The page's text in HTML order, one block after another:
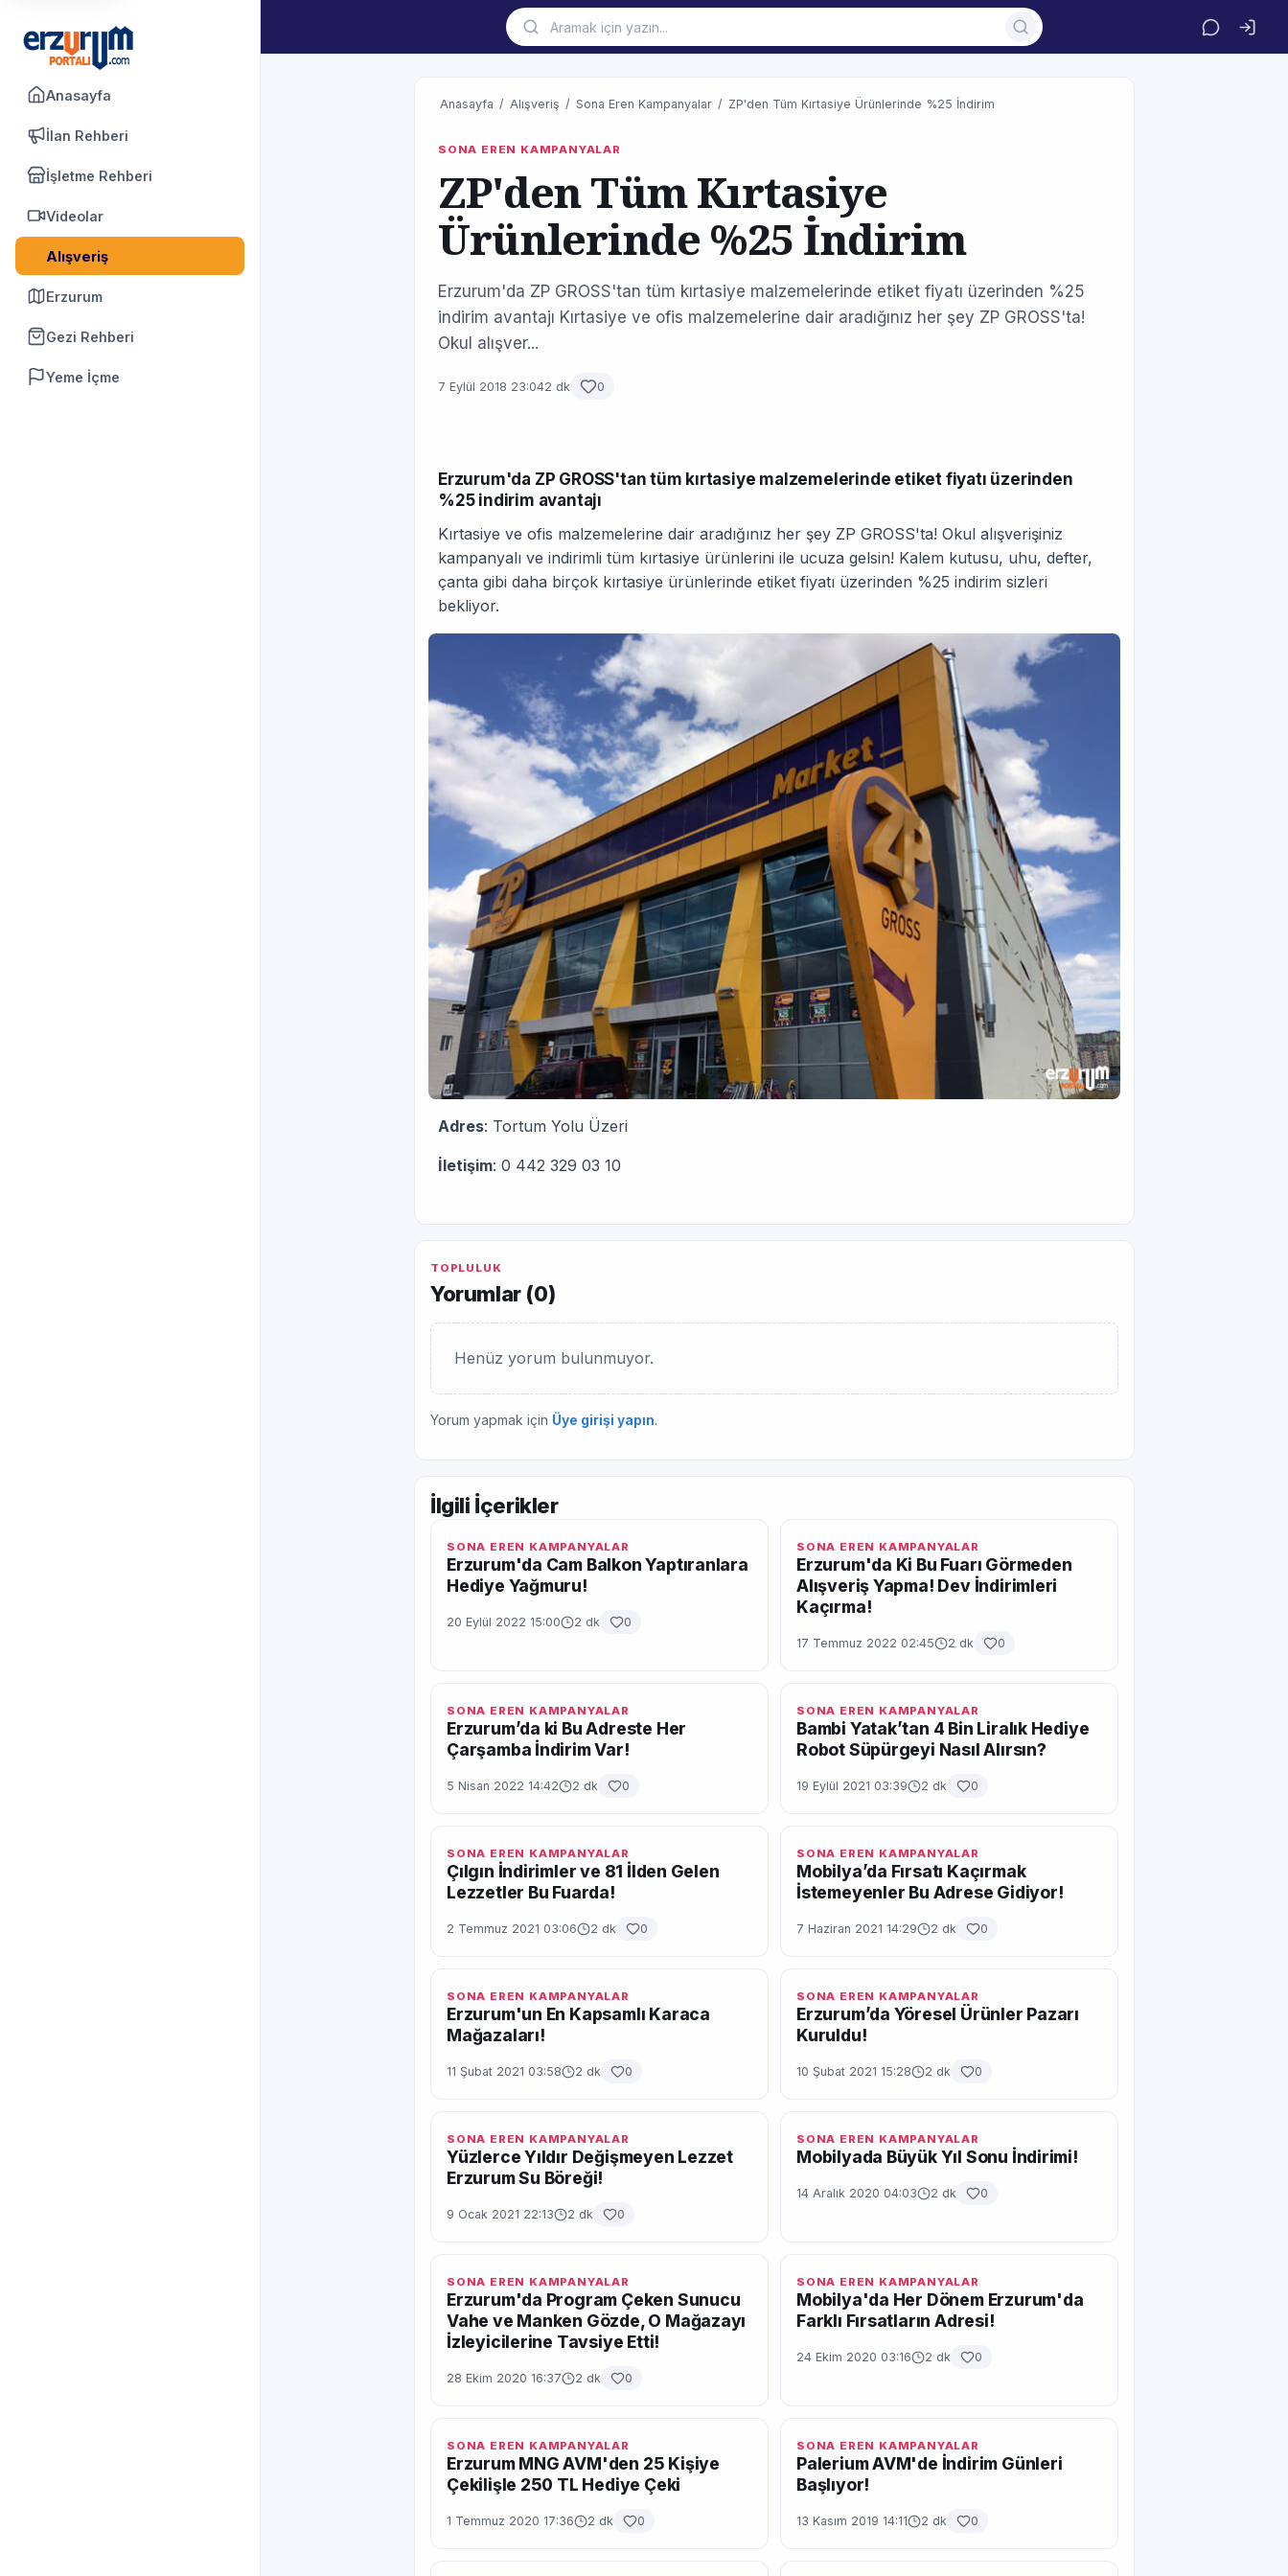
Anasayfa
İlan Rehberi
İşletme Rehberi
Videolar
Alışveriş
Erzurum
Gezi Rehberi
Yeme İçme
Anasayfa / Alışveriş / Sona Eren Kampanyalar / ZP'den Tüm Kırtasiye Ürünlerinde %25 İndirim
SONA EREN KAMPANYALAR
ZP'den Tüm Kırtasiye
Ürünlerinde %25 İndirim
Erzurum'da ZP GROSS'tan tüm kırtasiye malzemelerinde etiket fiyatı üzerinden %25
indirim avantajı Kırtasiye ve ofis malzemelerine dair aradığınız her şey ZP GROSS'ta!
Okul alışver...
7 Eylül 2018 23:042 dk 0
Erzurum'da ZP GROSS'tan tüm kırtasiye malzemelerinde etiket fiyatı üzerinden
%25 indirim avantajı
Kırtasiye ve ofis malzemelerine dair aradığınız her şey ZP GROSS'ta! Okul alışverişiniz
kampanyalı ve indirimli tüm kırtasiye ürünlerini ile ucuza gelsin! Kalem kutusu, uhu, defter,
çanta gibi daha birçok kırtasiye ürünlerinde etiket fiyatı üzerinden %25 indirim sizleri
bekliyor.
Adres: Tortum Yolu Üzeri
İletişim: 0 442 329 03 10
TOPLULUK
Yorumlar (0)
Henüz yorum bulunmuyor.
Yorum yapmak için Üye girişi yapın.
İlgili İçerikler
SONA EREN KAMPANYALAR
Erzurum'da Cam Balkon Yaptıranlara
Hediye Yağmuru!
20 Eylül 2022 15:00 2 dk 0
SONA EREN KAMPANYALAR
Erzurum'da Ki Bu Fuarı Görmeden
Alışveriş Yapma! Dev İndirimleri
Kaçırma!
17 Temmuz 2022 02:45 2 dk 0
SONA EREN KAMPANYALAR
Erzurum’da ki Bu Adreste Her
Çarşamba İndirim Var!
5 Nisan 2022 14:42 2 dk 0
SONA EREN KAMPANYALAR
Bambi Yatak’tan 4 Bin Liralık Hediye
Robot Süpürgeyi Nasıl Alırsın?
19 Eylül 2021 03:39 2 dk 0
SONA EREN KAMPANYALAR
Çılgın İndirimler ve 81 İlden Gelen
Lezzetler Bu Fuarda!
2 Temmuz 2021 03:06 2 dk 0
SONA EREN KAMPANYALAR
Mobilya’da Fırsatı Kaçırmak
İstemeyenler Bu Adrese Gidiyor!
7 Haziran 2021 14:29 2 dk 0
SONA EREN KAMPANYALAR
Erzurum'un En Kapsamlı Karaca
Mağazaları!
11 Şubat 2021 03:58 2 dk 0
SONA EREN KAMPANYALAR
Erzurum’da Yöresel Ürünler Pazarı
Kuruldu!
10 Şubat 2021 15:28 2 dk 0
SONA EREN KAMPANYALAR
Yüzlerce Yıldır Değişmeyen Lezzet
Erzurum Su Böreği!
9 Ocak 2021 22:13 2 dk 0
SONA EREN KAMPANYALAR
Mobilyada Büyük Yıl Sonu İndirimi!
14 Aralık 2020 04:03 2 dk 0
SONA EREN KAMPANYALAR
Erzurum'da Program Çeken Sunucu
Vahe ve Manken Gözde, O Mağazayı
İzleyicilerine Tavsiye Etti!
28 Ekim 2020 16:37 2 dk 0
SONA EREN KAMPANYALAR
Mobilya'da Her Dönem Erzurum'da
Farklı Fırsatların Adresi!
24 Ekim 2020 03:16 2 dk 0
SONA EREN KAMPANYALAR
Erzurum MNG AVM'den 25 Kişiye
Çekilişle 250 TL Hediye Çeki
1 Temmuz 2020 17:36 2 dk 0
SONA EREN KAMPANYALAR
Palerium AVM'de İndirim Günleri
Başlıyor!
13 Kasım 2019 14:11 2 dk 0